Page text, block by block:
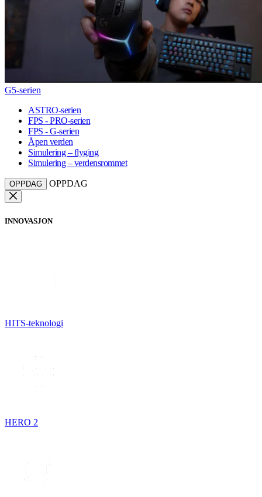
G5-serien
ASTRO-serien
FPS - PRO-serien
FPS - G-serien
Åpen verden
Simulering – flyging
Simulering – verdensrommet
OPPDAG OPPDAG
INNOVASJON
HITS-teknologi
HERO 2